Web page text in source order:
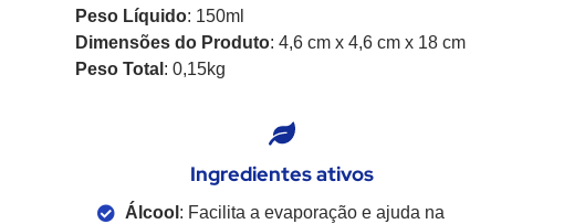
Peso Líquido: 150ml
Dimensões do Produto: 4,6 cm x 4,6 cm x 18 cm
Peso Total : 0,15kg
Ingredientes ativos
Álcool : Facilita a evaporação e ajuda na